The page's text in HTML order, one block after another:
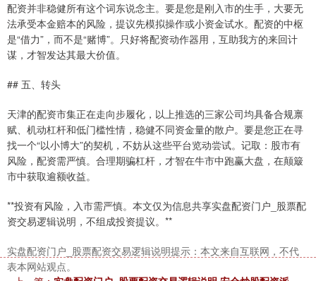
配资并非稳健所有这个词东说念主。要是您是刚入市的生手，大要无
法承受本金赔本的风险，提议先模拟操作或小资金试水。配资的中枢
是“借力”，而不是“赌博”。只好将配资动作器用，互助我方的来回计
谋，才智发达其最大价值。
## 五、转头
天津的配资市集正在走向步履化，以上推选的三家公司均具备合规禀
赋、机动杠杆和低门槛性情，稳健不同资金量的散户。要是您正在寻
找一个“以小博大”的契机，不妨从这些平台览动尝试。记取：股市有
风险，配资需严慎。合理期骗杠杆，才智在牛市中跑赢大盘，在颠簸
市中获取逾额收益。
**投资有风险，入市需严慎。本文仅为信息共享实盘配资门户_股票配
资交易逻辑说明，不组成投资提议。**
实盘配资门户_股票配资交易逻辑说明提示：本文来自互联网，不代
表本网站观点。